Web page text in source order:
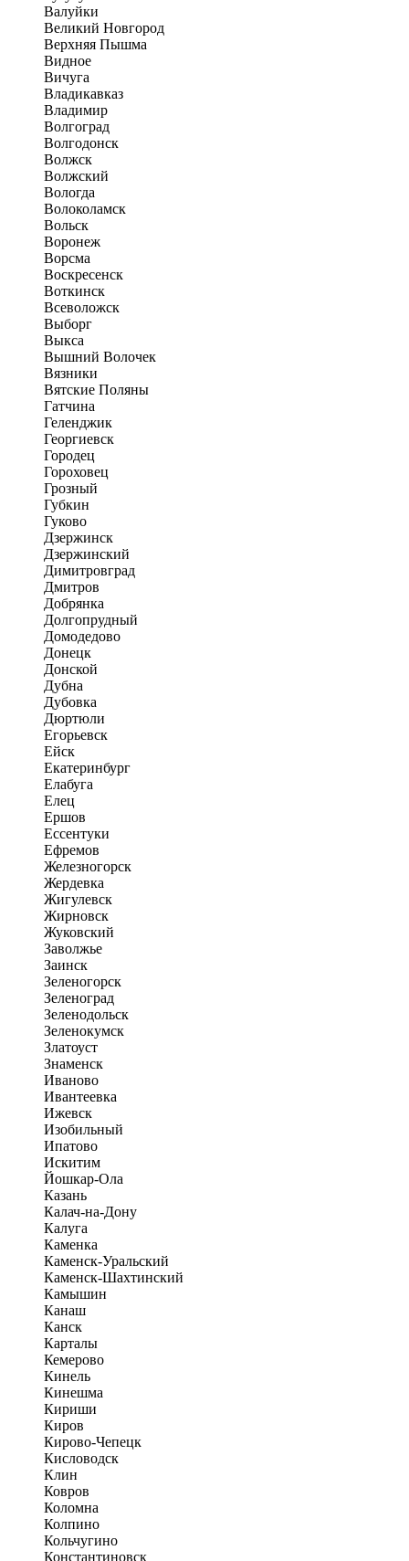
Валуйки
Великий Новгород
Верхняя Пышма
Видное
Вичуга
Владикавказ
Владимир
Волгоград
Волгодонск
Волжск
Волжский
Вологда
Волоколамск
Вольск
Воронеж
Ворсма
Воскресенск
Воткинск
Всеволожск
Выборг
Выкса
Вышний Волочек
Вязники
Вятские Поляны
Гатчина
Геленджик
Георгиевск
Городец
Гороховец
Грозный
Губкин
Гуково
Дзержинск
Дзержинский
Димитровград
Дмитров
Добрянка
Долгопрудный
Домодедово
Донецк
Донской
Дубна
Дубовка
Дюртюли
Егорьевск
Ейск
Екатеринбург
Елабуга
Елец
Ершов
Ессентуки
Ефремов
Железногорск
Жердевка
Жигулевск
Жирновск
Жуковский
Заволжье
Заинск
Зеленогорск
Зеленоград
Зеленодольск
Зеленокумск
Златоуст
Знаменск
Иваново
Ивантеевка
Ижевск
Изобильный
Ипатово
Искитим
Йошкар-Ола
Казань
Калач-на-Дону
Калуга
Каменка
Каменск-Уральский
Каменск-Шахтинский
Камышин
Канаш
Канск
Карталы
Кемерово
Кинель
Кинешма
Кириши
Киров
Кирово-Чепецк
Кисловодск
Клин
Ковров
Коломна
Колпино
Кольчугино
Константиновск